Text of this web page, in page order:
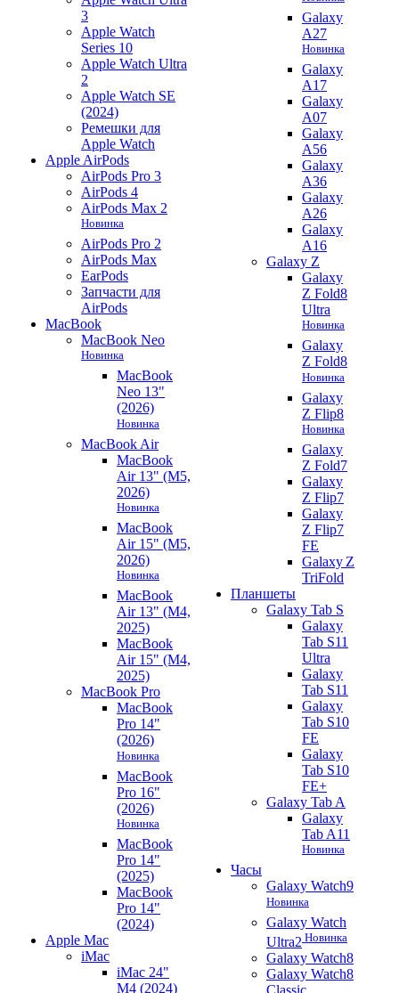
3
Apple Watch
Series 10
Apple Watch Ultra
2
Apple Watch SE
(2024)
Ремешки для
Apple Watch
Apple AirPods
AirPods Pro 3
AirPods 4
AirPods Max 2
Новинка
AirPods Pro 2
AirPods Max
EarPods
Запчасти для
AirPods
MacBook
MacBook Neo
Новинка
MacBook
Neo 13"
(2026)
Новинка
MacBook Air
MacBook
Air 13" (M5,
2026)
Новинка
MacBook
Air 15" (M5,
2026)
Новинка
MacBook
Air 13" (M4,
2025)
MacBook
Air 15" (M4,
2025)
MacBook Pro
MacBook
Pro 14"
(2026)
Новинка
MacBook
Pro 16"
(2026)
Новинка
MacBook
Pro 14"
(2025)
MacBook
Pro 14"
(2024)
Apple Mac
iMac
iMac 24"
M4 (2024)
Galaxy
A27
Новинка
Galaxy
A17
Galaxy
A07
Galaxy
A56
Galaxy
A36
Galaxy
A26
Galaxy
A16
Galaxy Z
Galaxy
Z Fold8
Ultra
Новинка
Galaxy
Z Fold8
Новинка
Galaxy
Z Flip8
Новинка
Galaxy
Z Fold7
Galaxy
Z Flip7
Galaxy
Z Flip7
FE
Galaxy Z
TriFold
Планшеты
Galaxy Tab S
Galaxy
Tab S11
Ultra
Galaxy
Tab S11
Galaxy
Tab S10
FE
Galaxy
Tab S10
FE+
Galaxy Tab A
Galaxy
Tab A11
Новинка
Часы
Galaxy Watch9
Новинка
Galaxy Watch
Ultra2 Новинка
Galaxy Watch8
Galaxy Watch8
Classic